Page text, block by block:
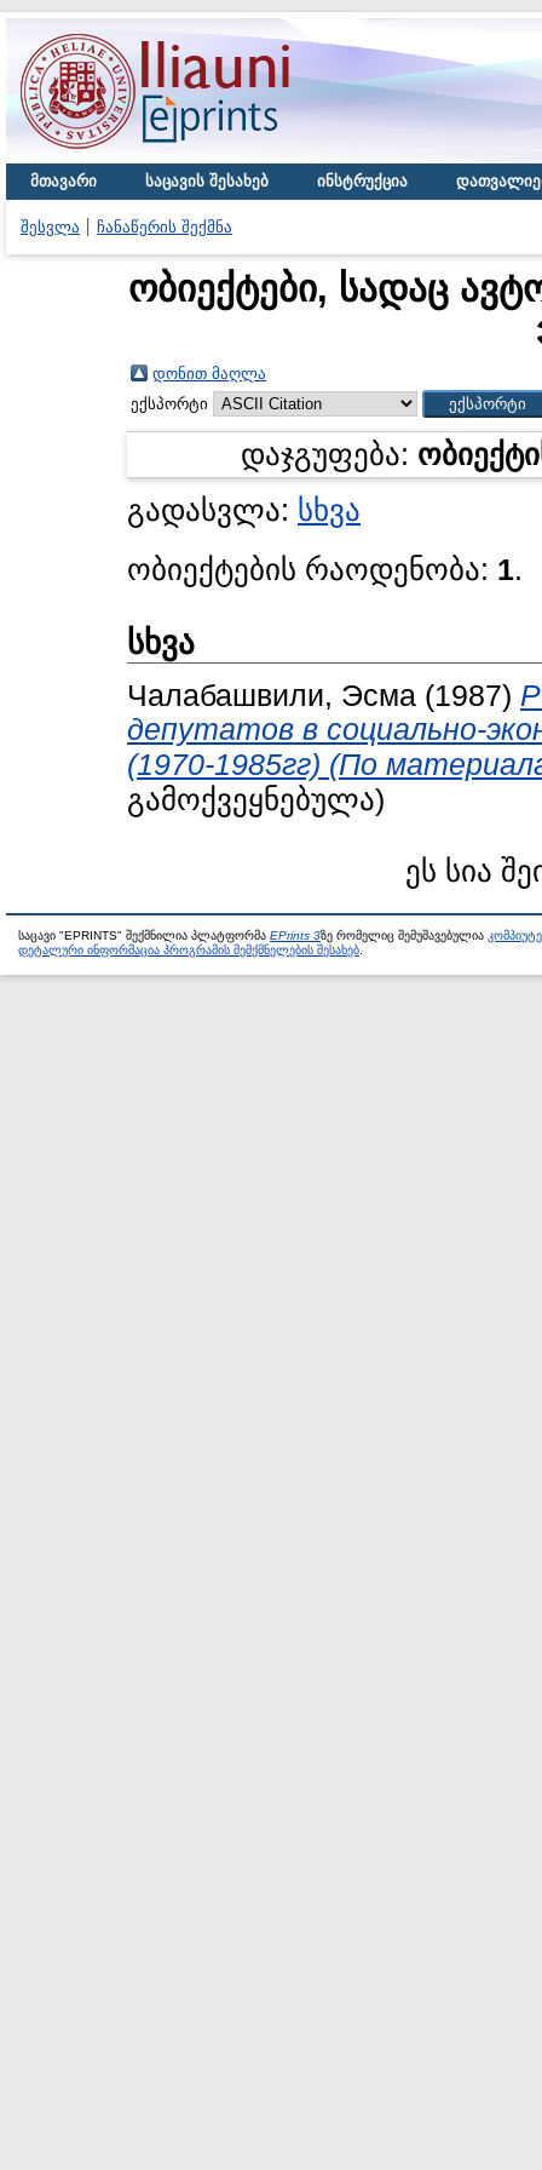
მთავარი საცავის შესახებ ინსტრუქცია
შესვლა ჩანაწერის შექმნა
ობიექტები, სადაც
დონით მაღლა
ექსპორტი
დაჯგუფება:
გადასვლა: სხვა
ობიექტების რაოდენობა: 1.
სხვა
Чалабашвили, Эсма (1987)
депутатов в социально-
(1970-1985гг) (По
გამოქვეყნებულა)
ეს სია
საცავი "EPRINTS" შექმნილია პლატფორმა EPrints 3ზე რომელიც შემუშავებულია
დეტალური ინფორმაცია პროგრამის შემქმნელების შესახებ